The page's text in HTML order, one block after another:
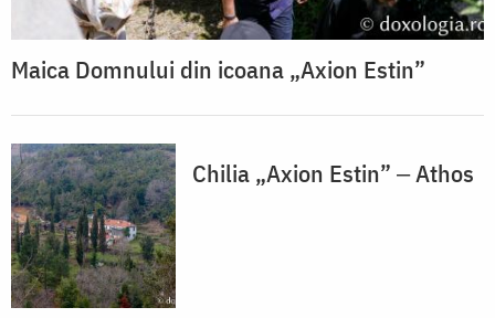
Maica Domnului din icoana „Axion Estin”
Chilia „Axion Estin” ‒ Athos